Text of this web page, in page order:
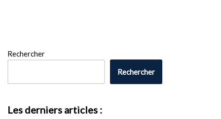
Rechercher
Rechercher
Les derniers articles :